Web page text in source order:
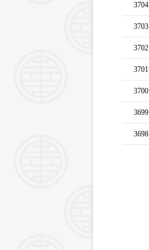
3704
3703
3702
3701
3700
3699
3698